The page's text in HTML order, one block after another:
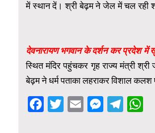
में स्थान दें। श्री बेढ़म ने जेल में चल रही
देवनारायण भगवान के दर्शन कर प्रदेश में
स्थित मंदिर पहुंचकर गृह राज्य मंत्री
बेढ़म ने धर्म पताका लहराकर विशाल कलश
Facebook
Twitter
Email